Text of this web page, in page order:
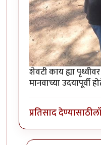
शेवटी काय ह्या
मानवाच्या उदयापूर्वी
प्रतिसाद देण्यासाठी